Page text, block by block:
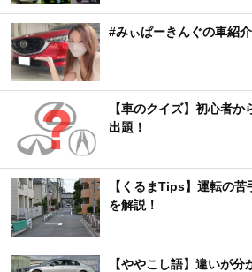
#みぃぱーきんぐの車紹
【車のクイズ】初心者か
出題！
【くるまTips】運転の
を解説！
【ややこし語】違いが